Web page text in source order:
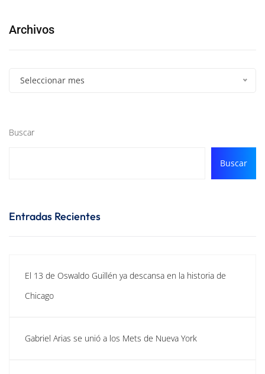
Archivos
Seleccionar mes
Buscar
Buscar
Entradas Recientes
El 13 de Oswaldo Guillén ya descansa en la historia de
Chicago
Gabriel Arias se unió a los Mets de Nueva York